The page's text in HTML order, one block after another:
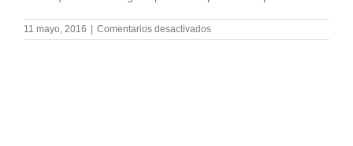
11 mayo, 2016 | Comentarios desactivadosen
WordPress